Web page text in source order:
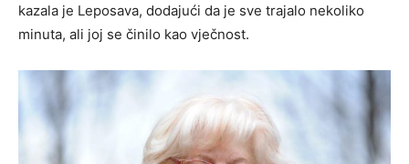
kazala je Leposava, dodajući da je sve trajalo nekoliko
minuta, ali joj se činilo kao vječnost.